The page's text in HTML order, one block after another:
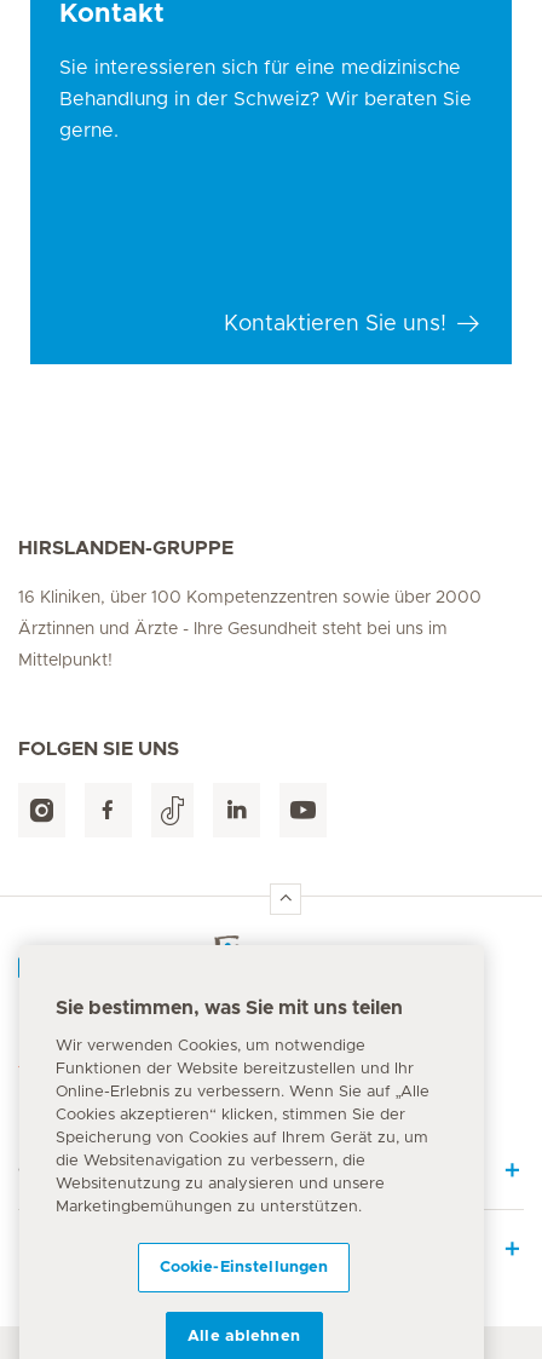
Kontakt
Sie interessieren sich für eine medizinische
Behandlung in der Schweiz? Wir beraten Sie
gerne.
Kontaktieren Sie uns!
HIRSLANDEN-GRUPPE
16 Kliniken, über 100 Kompetenzzentren sowie über 2000
Ärztinnen und Ärzte - Ihre Gesundheit steht bei uns im
Mittelpunkt!
FOLGEN SIE UNS
144
Quick Links
Leistungsangebot
Sie bestimmen, was Sie mit uns teilen
Wir verwenden Cookies, um notwendige
Funktionen der Website bereitzustellen und Ihr
Online-Erlebnis zu verbessern. Wenn Sie auf „Alle
Cookies akzeptieren“ klicken, stimmen Sie der
Speicherung von Cookies auf Ihrem Gerät zu, um
die Websitenavigation zu verbessern, die
Websitenutzung zu analysieren und unsere
Marketingbemühungen zu unterstützen.
Cookie-Einstellungen
Alle ablehnen